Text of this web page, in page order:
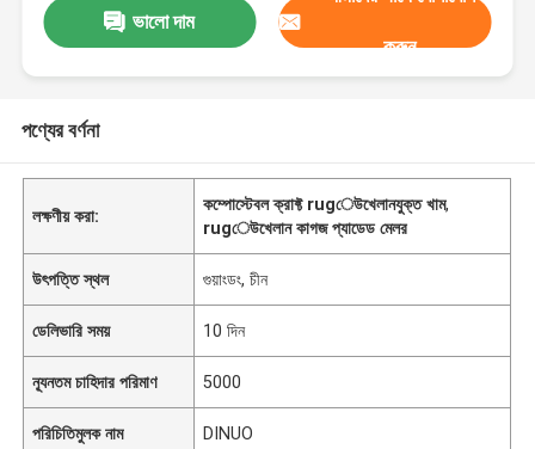
ভালো দাম
করুন
পণ্যের বর্ণনা
লক্ষণীয় করা:
কম্পোস্টেবল ক্রাফ্ট rugেউখেলানযুক্ত খাম,
rugেউখেলান কাগজ প্যাডেড মেলর
উৎপত্তি স্থল গুয়াংডং, চীন
ডেলিভারি সময় 10 দিন
ন্যূনতম চাহিদার পরিমাণ 5000
পরিচিতিমুলক নাম DINUO